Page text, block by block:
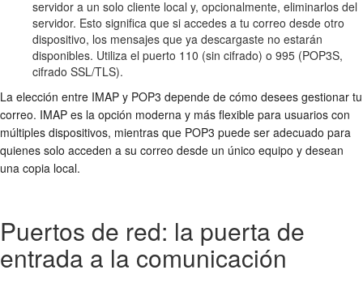
servidor a un solo cliente local y, opcionalmente, eliminarlos del
servidor. Esto significa que si accedes a tu correo desde otro
dispositivo, los mensajes que ya descargaste no estarán
disponibles. Utiliza el puerto 110 (sin cifrado) o 995 (POP3S,
cifrado SSL/TLS).
La elección entre IMAP y POP3 depende de cómo desees gestionar tu
correo. IMAP es la opción moderna y más flexible para usuarios con
múltiples dispositivos, mientras que POP3 puede ser adecuado para
quienes solo acceden a su correo desde un único equipo y desean
una copia local.
Puertos de red: la puerta de
entrada a la comunicación